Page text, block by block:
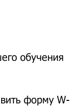
обучения
форму W-